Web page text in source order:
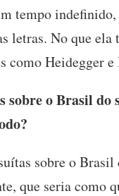
tempo
letras. No que
como Heidegger e
o Brasil do
sobre o
que seria como